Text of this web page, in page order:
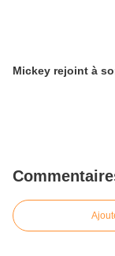
Mickey rejoint à